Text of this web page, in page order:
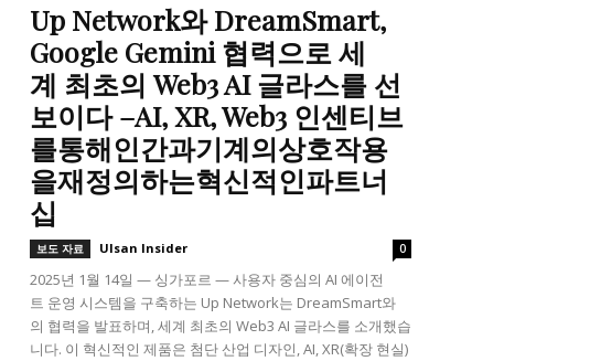
Up Network와 DreamSmart,
Google Gemini 협력으로 세
계 최초의 Web3 AI 글라스를 선
보이다 –AI, XR, Web3 인센티브
를통해인간과기계의상호작용
을재정의하는혁신적인파트너
십
보도 자료 Ulsan Insider 0
2025년 1월 14일 — 싱가포르 — 사용자 중심의 AI 에이전
트 운영 시스템을 구축하는 Up Network는 DreamSmart와
의 협력을 발표하며, 세계 최초의 Web3 AI 글라스를 소개했습
니다. 이 혁신적인 제품은 첨단 산업 디자인, AI, XR(확장 현실)